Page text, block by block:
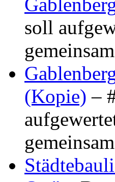
soll
(Kopie) –